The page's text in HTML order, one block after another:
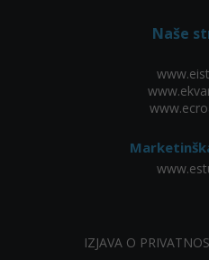
Naše
IZJAVA O